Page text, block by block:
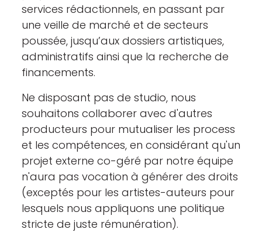
services rédactionnels, en passant par
une veille de marché et de secteurs
poussée, jusqu’aux dossiers artistiques,
administratifs ainsi que la recherche de
financements.
Ne disposant pas de studio, nous
souhaitons collaborer avec d'autres
producteurs pour mutualiser les process
et les compétences, en considérant qu'un
projet externe co-géré par notre équipe
n'aura pas vocation à générer des droits
(exceptés pour les artistes-auteurs pour
lesquels nous appliquons une politique
stricte de juste rémunération).